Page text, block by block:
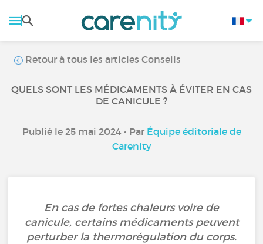
Retour à tous les articles Conseils
QUELS SONT LES MÉDICAMENTS À ÉVITER EN CAS
DE CANICULE ?
Publié le 25 mai 2024 • Par Équipe éditoriale de
Carenity
En cas de fortes chaleurs voire de
canicule, certains médicaments peuvent
perturber la thermorégulation du corps.